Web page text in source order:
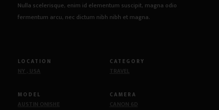
Nulla scelerisque, enim id elementum suscipit, magna odio
fermentum arcu, nec dictum nibh nibh et magna.
LOCATION
NY , USA
CATEGORY
TRAVEL
MODEL
AUSTIN ONISHE
CAMERA
CANON 6D